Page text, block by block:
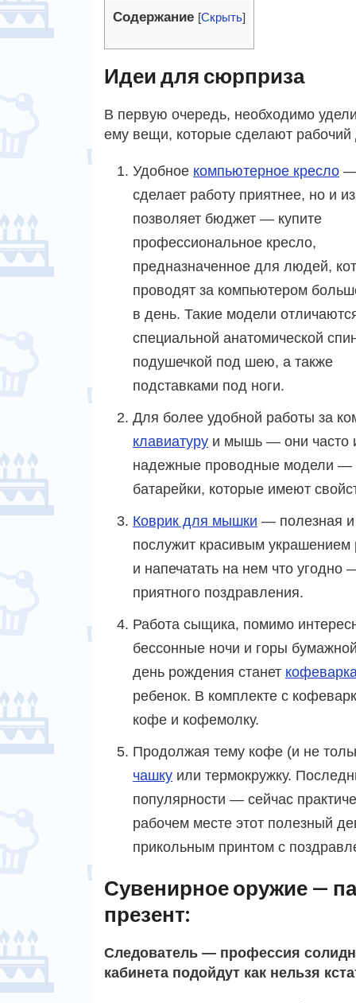
Содержание [Скрыть]
Идеи для сюрприза
В первую очередь, необходимо
ему вещи, которые сделают рабочий
Удобное компьютерное кресло —
сделает работу приятнее, но и
позволяет бюджет — купите
профессиональное кресло,
предназначенное для людей,
проводят за компьютером
в день. Такие модели
специальной анатомической
подушечкой под шею, а также
подставками под ноги.
Для более удобной работы за
клавиатуру и мышь — они часто
надежные проводные модели —
батарейки, которые имеют
Коврик для мышки — полезная и
послужит красивым украшением
и напечатать на нем что
приятного поздравления.
Работа сыщика, помимо
бессонные ночи и горы
день рождения станет
ребенок. В комплекте с
кофе и кофемолку.
Продолжая тему кофе (и не
чашку или термокружку.
популярности — сейчас
рабочем месте этот полезный
прикольным принтом с
Сувенирное оружие —
презент:
Следователь — профессия
кабинета подойдут как нельзя